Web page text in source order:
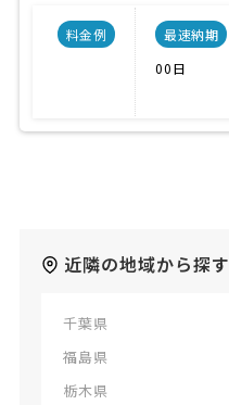
料金例
最速納期
00日
近隣の地域から探す
千葉県
福島県
栃木県